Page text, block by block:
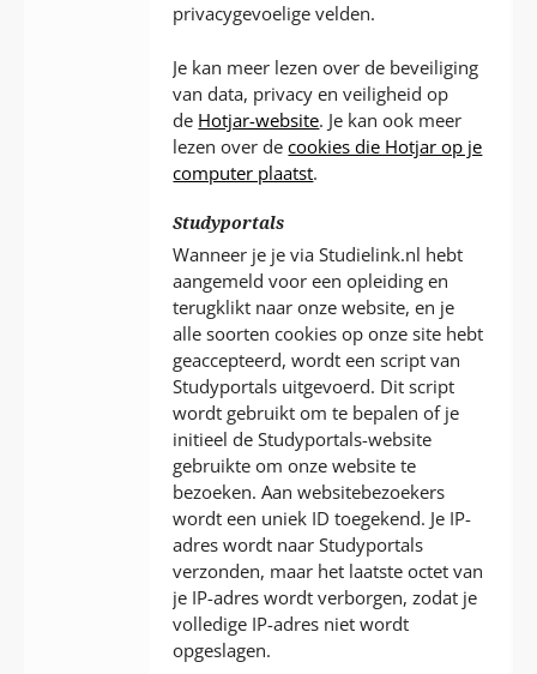
privacygevoelige velden.
Je kan meer lezen over de beveiliging
van data, privacy en veiligheid op
de Hotjar-website. Je kan ook meer
lezen over decookies die Hotjar op je
computer plaatst.
Studyportals
Wanneer je je via Studielink.nl hebt
aangemeld voor een opleiding en
terugklikt naar onze website, en je
alle soorten cookies op onze site hebt
geaccepteerd, wordt een script van
Studyportals uitgevoerd. Dit script
wordt gebruikt om te bepalen of je
initieel de Studyportals-website
gebruikte om onze website te
bezoeken. Aan websitebezoekers
wordt een uniek ID toegekend. Je IP-
adres wordt naar Studyportals
verzonden, maar het laatste octet van
je IP-adres wordt verborgen, zodat je
volledige IP-adres niet wordt
opgeslagen.